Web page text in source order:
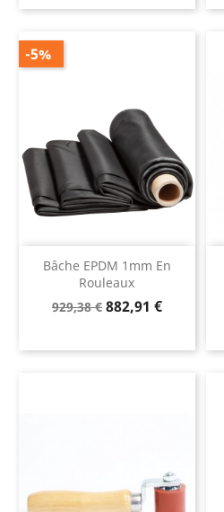
Bâche EPDM 1mm En
Rouleaux
Prix
929,38 € Prix
882,91 €
-5%